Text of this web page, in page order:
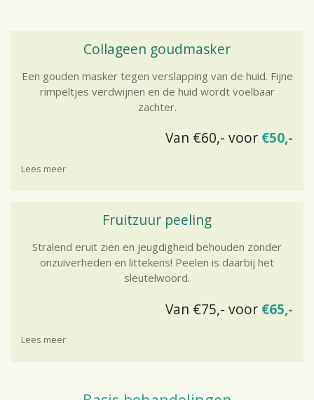
Collageen goudmasker
Een gouden masker tegen verslapping van de huid. Fijne
rimpeltjes verdwijnen en de huid wordt voelbaar
zachter.
Van €60,- voor €50,-
Lees meer
Fruitzuur peeling
Stralend eruit zien en jeugdigheid behouden zonder
onzuiverheden en littekens! Peelen is daarbij het
sleutelwoord.
Van €75,- voor €65,-
Lees meer